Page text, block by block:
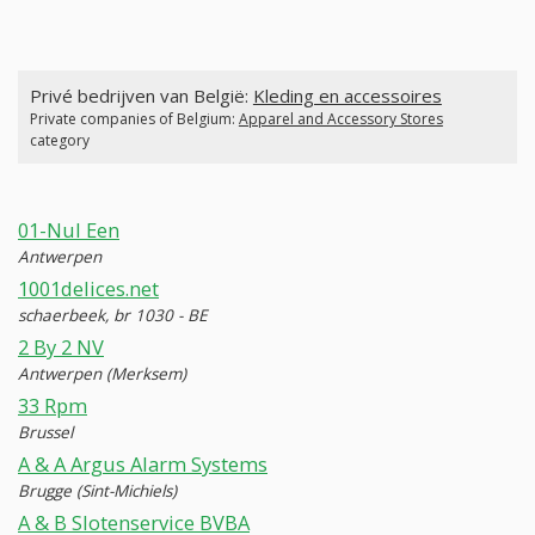
Privé bedrijven van België: Kleding en accessoires
Private companies of Belgium: Apparel and Accessory Stores
category
01-Nul Een
Antwerpen
1001delices.net
schaerbeek, br 1030 - BE
2 By 2 NV
Antwerpen (Merksem)
33 Rpm
Brussel
A & A Argus Alarm Systems
Brugge (Sint-Michiels)
A & B Slotenservice BVBA